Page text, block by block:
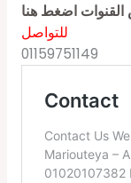
اضغط هنا
للتواصل
01159751149